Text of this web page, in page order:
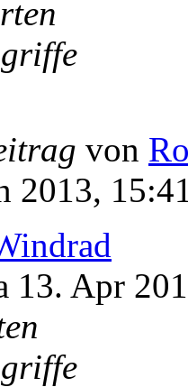
von
2013,
13. Apr